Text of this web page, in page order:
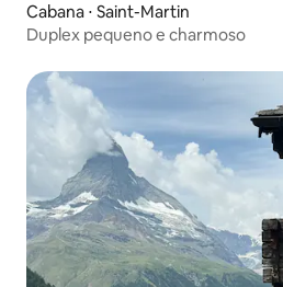
Cabana ⋅ Saint-Martin
Duplex pequeno e charmoso